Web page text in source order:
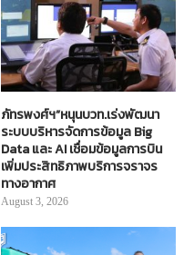
ภัทรพงศ์ฯ”หนุนบวท.เร่งพัฒนา
ระบบบริหารจัดการข้อมูล Big
Data และ AI เชื่อมข้อมูลการบิน
เพิ่มประสิทธิภาพบริการจราจร
ทางอากาศ
August 3, 2026